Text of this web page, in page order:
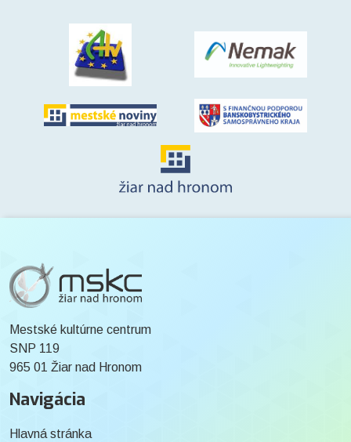
Mestské kultúrne centrum
SNP 119
965 01 Žiar nad Hronom
Navigácia
Hlavná stránka